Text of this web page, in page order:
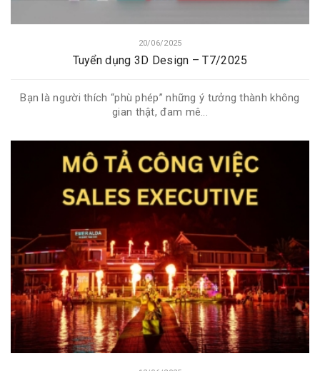
20/06/2025
Tuyển dụng 3D Design – T7/2025
Bạn là người thích “phù phép” những ý tưởng thành không
gian thật, đam mê...